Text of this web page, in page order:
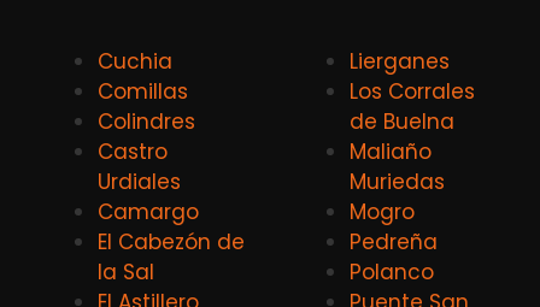
Cuchia
Comillas
Colindres
Castro
Urdiales
Camargo
El Cabezón de
la Sal
Lierganes
Los Corrales
de Buelna
Maliaño
Muriedas
Mogro
Pedreña
Polanco